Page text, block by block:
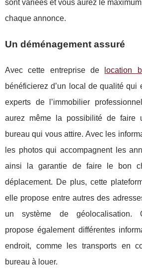
sont variées et vous aurez le
chaque annonce.
Un déménagement assuré
Avec cette entreprise de location
bénéficierez d’un local de qualité qui
experts de l’immobilier
aurez même la possibilité de faire
bureau qui vous attire. Avec les
les photos qui accompagnent les
ainsi la garantie de faire le bon
déplacement. De plus, cette
elle propose entre autres des
un système de géolocalisation.
propose également différentes
endroit, comme les transports en
bureau à louer.